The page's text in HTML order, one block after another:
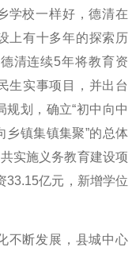
校一样好，德清在
上有十多年的探索历
清连续5年将教育资
生实事项目，并出台
规划，确立“初中向中
乡镇集镇集聚”的总体
实施义务教育建设项
33.15亿元，新增学位
断发展，县城中心